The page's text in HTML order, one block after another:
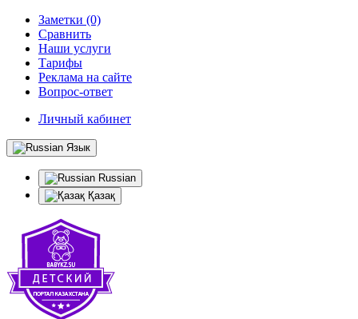
Заметки (0)
Сравнить
Наши услуги
Тарифы
Реклама на сайте
Вопрос-ответ
Личный кабинет
Язык
Russian
Қазақ